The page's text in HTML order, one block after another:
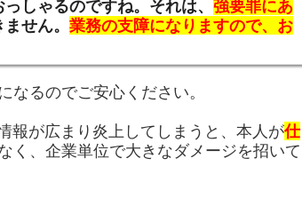
っしゃるのですね。それは、 強要罪にあ
せん。 業務の支障になりますので、お
なるのでご安心ください。
報が広まり炎上してしまうと、本人が仕
く、企業単位で大きなダメージを招いて